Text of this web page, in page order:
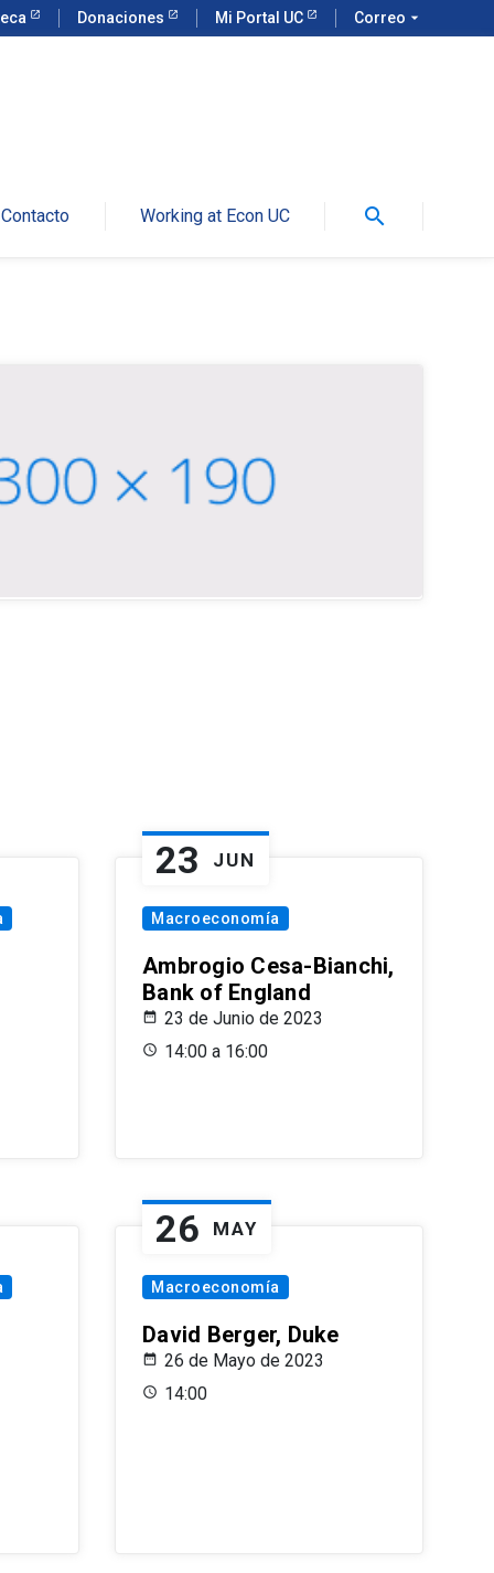
Donaciones Mi Portal UC Correo arrow_drop_down
Contacto Working at Econ UC search
23 JUN
Macroeconomía
Ambrogio Cesa-Bianchi,
Bank of England
23 de Junio de 2023
14:00 a 16:00
26 MAY
Macroeconomía
David Berger, Duke
26 de Mayo de 2023
14:00